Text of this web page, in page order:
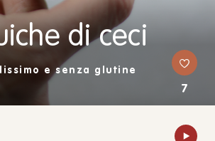
di ceci
e senza glutine
7